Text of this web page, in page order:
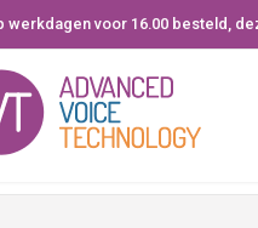
werkdagen voor 16.00 besteld,